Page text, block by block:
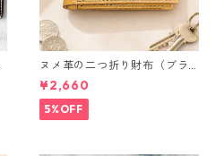
ヌメ革の二つ折り財布（ブラ
ウン系）
¥2,660
5%OFF